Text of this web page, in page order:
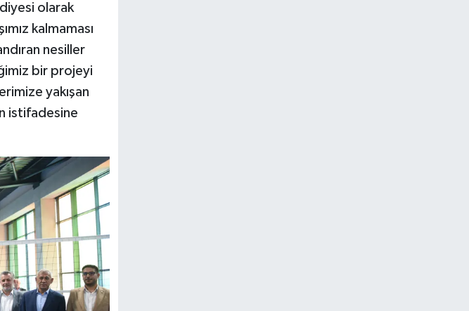
olarak
kalmaması
nesiller
bir projeyi
yakışan
istifadesine